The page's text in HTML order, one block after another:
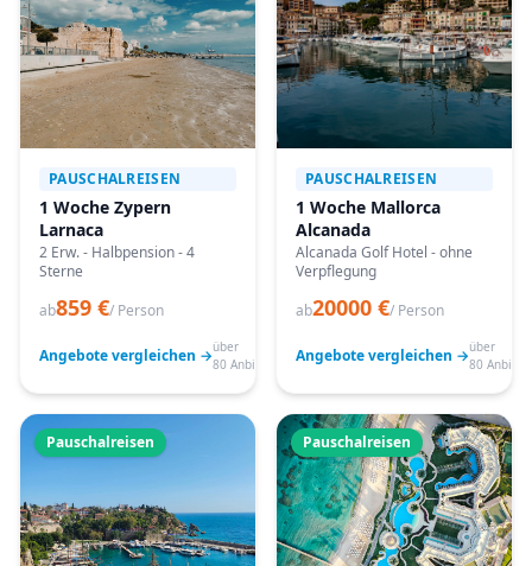
PAUSCHALREISEN
1 Woche Zypern
Larnaca
2 Erw. - Halbpension - 4
Sterne
ab859 €/ Person
Angebote vergleichen →über
80 Anbieter
PAUSCHALREISEN
1 Woche Mallorca
Alcanada
Alcanada Golf Hotel - ohne
Verpflegung
ab20000 €/ Person
Angebote vergleichen →über
80
Pauschalreisen Pauschalreisen